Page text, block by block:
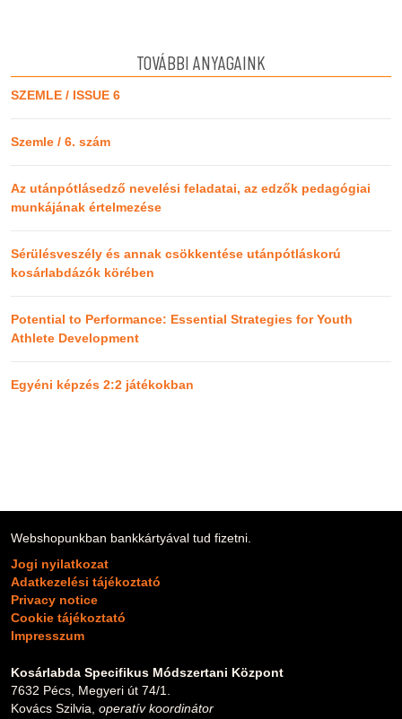
TOVÁBBI ANYAGAINK
SZEMLE / ISSUE 6
Szemle / 6. szám
Az utánpótlásedző nevelési feladatai, az edzők pedagógiai
munkájának értelmezése
Sérülésveszély és annak csökkentése utánpótláskorú
kosárlabdázók körében
Potential to Performance: Essential Strategies for Youth
Athlete Development
Egyéni képzés 2:2 játékokban
Webshopunkban bankkártyával tud fizetni.
Jogi nyilatkozat
Adatkezelési tájékoztató
Privacy notice
Cookie tájékoztató
Impresszum
Kosárlabda Specifikus Módszertani Központ
7632 Pécs, Megyeri út 74/1.
Kovács Szilvia, operatív koordinátor